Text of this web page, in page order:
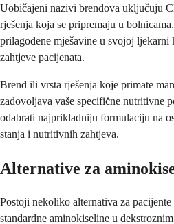
Uobičajeni nazivi brendova uključuju
rješenja koja se pripremaju u
prilagođene mješavine u svojoj
zahtjeve pacijenata.
Brend ili vrsta rješenja koje primate
zadovoljava vaše specifične nutritivne
odabrati najprikladniju formulaciju na
stanja i nutritivnih zahtjeva.
Alternative za
Postoji nekoliko alternativa za
standardne aminokiseline u